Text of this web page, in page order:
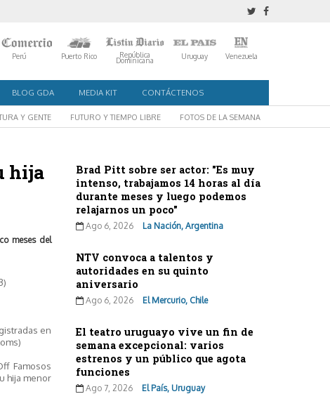
Perú Puerto Rico República
Dominicana Uruguay Venezuela
BLOG GDA MEDIA KIT CONTÁCTENOS
Y GENTE FUTURO Y TIEMPO LIBRE FOTOS DE LA SEMANA
hija
meses del
en
Famosos
hija menor
Brad Pitt sobre ser actor: "Es muy
intenso, trabajamos 14 horas al día
durante meses y luego podemos
relajarnos un poco"
Ago 6, 2026 La Nación, Argentina
NTV convoca a talentos y
autoridades en su quinto
aniversario
Ago 6, 2026 El Mercurio, Chile
El teatro uruguayo vive un fin de
semana excepcional: varios
estrenos y un público que agota
funciones
Ago 7, 2026 El País, Uruguay